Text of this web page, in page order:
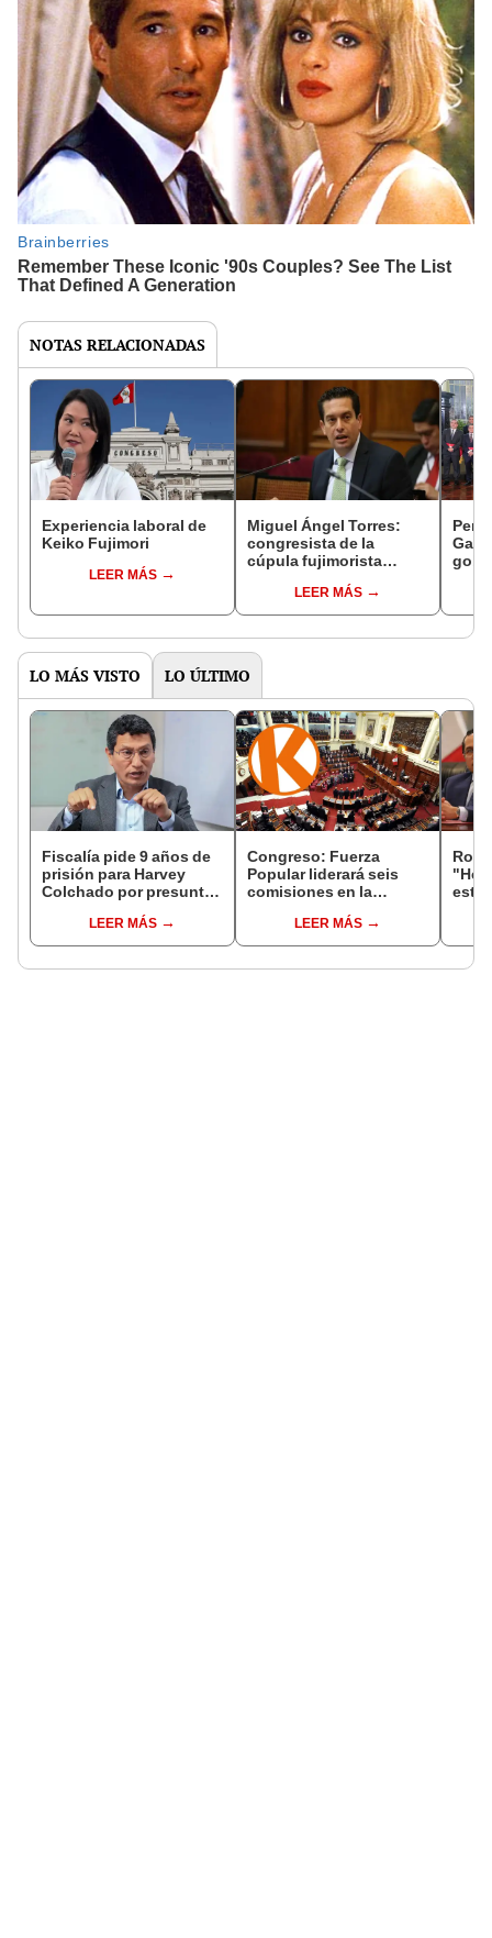
NOTAS RELACIONADAS
Experiencia laboral de
Keiko Fujimori
LEER MÁS
Miguel Ángel Torres:
congresista de la
cúpula fujimorista
del SenadoLEER MÁS
LO MÁS VISTO LO ÚLTIMO
Fiscalía pide 9 años de
prisión para Harvey
Colchado por presunta
incompatible y falsedad
ideológica
LEER MÁS
Congreso: Fuerza
Popular liderará seis
comisiones en la
LEER MÁS